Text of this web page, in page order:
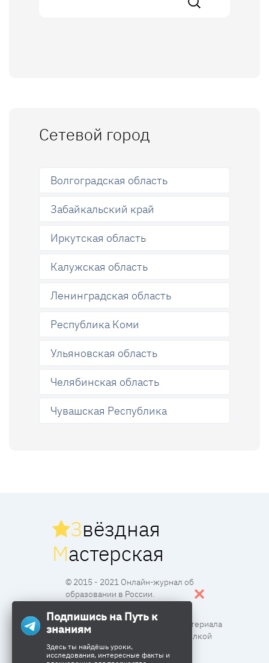
Сетевой город
Волгоградская область
Забайкальский край
Иркутская область
Калужская область
Ленинградская область
Республика Коми
Ульяновская область
Челябинская область
Чувашская Республика
Звёздная
Мастерская
© 2015 - 2021 Онлайн-журнал об
образовании в России.
Все права защищены. Перпечатка материала
разрешена с согласия редакции и ссылкой
Подпишись на Путь к
знаниям
Здесь ты найдёшь уроки,
исследования, интересные факты и